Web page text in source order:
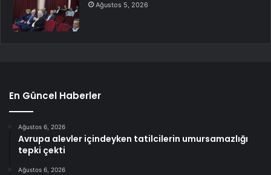
Ağustos 5, 2026
En Güncel Haberler
Ağustos 6, 2026
Avrupa alevler içindeyken tatilcilerin umursamazlığı
tepki çekti
Ağustos 6, 2026